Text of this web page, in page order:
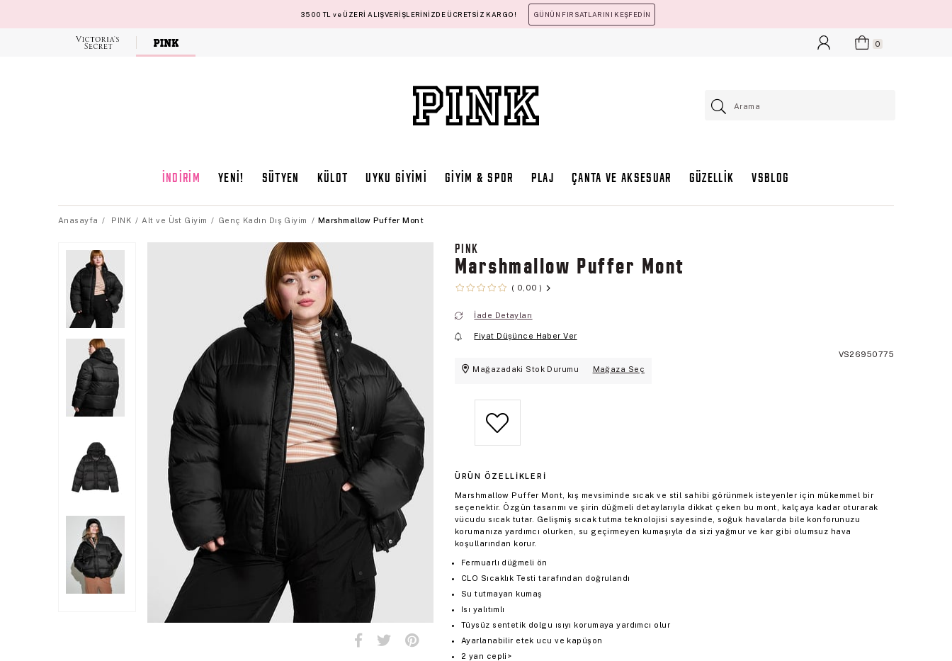
3500 TL ve ÜZERİ ALIŞVERİŞLERİNİZDE ÜCRETSİZ KARGO! GÜNÜN FIRSATLARINI KEŞFEDİN
Victoria's
0
İNDİRİM YENİ! SÜTYEN KÜLOT UYKU GİYİMİ GİYİM & SPOR PLAJ ÇANTA VE AKSESUAR GÜZELLİK VSBLOG
Anasayfa PINK Alt ve Üst Giyim Genç Kadın Dış Giyim Marshmallow Puffer Mont
PINK
Marshmallow Puffer Mont
0,00
İade Detayları
Fiyat Düşünce Haber Ver
VS26950775
Mağazadaki Stok Durumu
Mağaza Seç
ÜRÜN ÖZELLIKLERI
Marshmallow Puffer Mont, kış mevsiminde sıcak ve stil sahibi görünmek isteyenler için mükemmel bir
seçenektir. Özgün tasarımı ve şirin düğmeli detaylarıyla dikkat çeken bu mont, kalçaya kadar oturarak
vücudu sıcak tutar. Gelişmiş sıcak tutma teknolojisi sayesinde, soğuk havalarda bile konforunuzu
korumanıza yardımcı olurken, su geçirmeyen kumaşıyla da sizi yağmur ve kar gibi olumsuz hava
koşullarından korur.
Fermuarlı düğmeli ön
CLO Sıcaklık Testi tarafından doğrulandı
Su tutmayan kumaş
Isı yalıtımlı
Tüysüz sentetik dolgu ısıyı korumaya yardımcı olur
Ayarlanabilir etek ucu ve kapüşon
2 yan cepli>